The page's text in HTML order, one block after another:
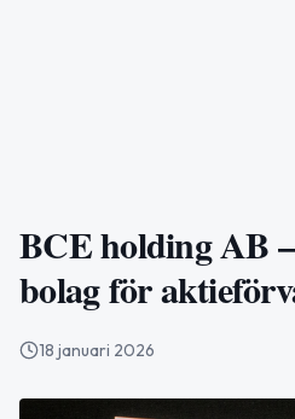
BCE holding AB
bolag för
18 januari 2026